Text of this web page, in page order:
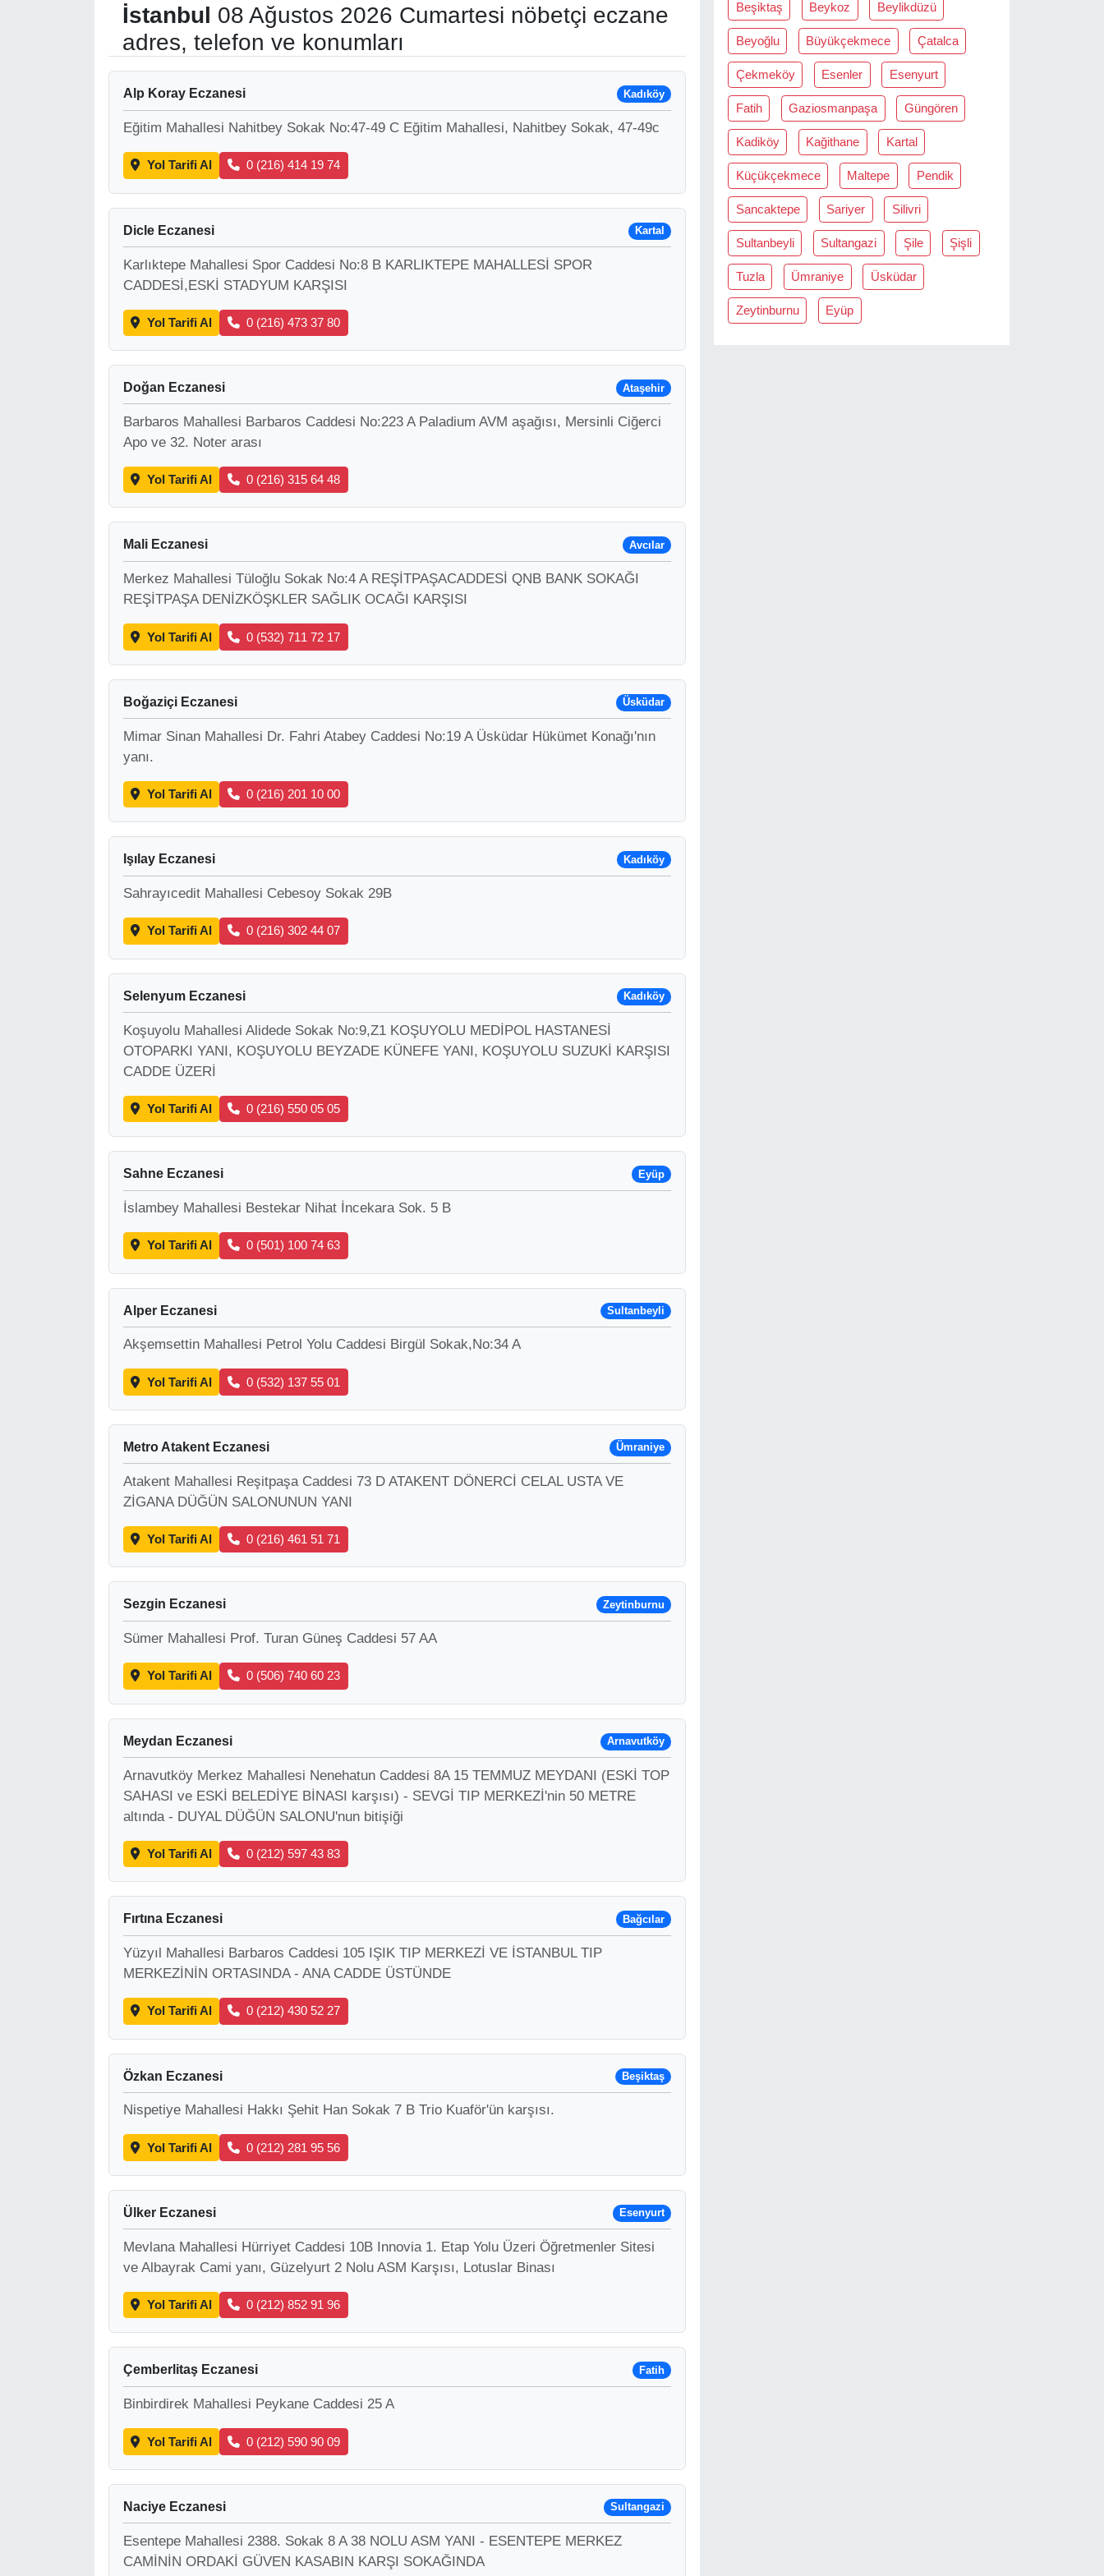
İstanbul 08 Ağustos 2026 Cumartesi nöbetçi eczane
adres, telefon ve konumları
Alp Koray Eczanesi Kadıköy
Eğitim Mahallesi Nahitbey Sokak No:47-49 C Eğitim Mahallesi, Nahitbey Sokak, 47-49c
Yol Tarifi Al 0 (216) 414 19 74
Dicle Eczanesi Kartal
Karlıktepe Mahallesi Spor Caddesi No:8 B KARLIKTEPE MAHALLESİ SPOR
CADDESİ,ESKİ STADYUM KARŞISI
Yol Tarifi Al 0 (216) 473 37 80
Doğan Eczanesi Ataşehir
Barbaros Mahallesi Barbaros Caddesi No:223 A Paladium AVM aşağısı, Mersinli Ciğerci
Apo ve 32. Noter arası
Yol Tarifi Al 0 (216) 315 64 48
Mali Eczanesi Avcılar
Merkez Mahallesi Tüloğlu Sokak No:4 A REŞİTPAŞACADDESİ QNB BANK SOKAĞI
REŞİTPAŞA DENİZKÖŞKLER SAĞLIK OCAĞI KARŞISI
Yol Tarifi Al 0 (532) 711 72 17
Boğaziçi Eczanesi Üsküdar
Mimar Sinan Mahallesi Dr. Fahri Atabey Caddesi No:19 A Üsküdar Hükümet Konağı'nın
yanı.
Yol Tarifi Al 0 (216) 201 10 00
Işılay Eczanesi Kadıköy
Sahrayıcedit Mahallesi Cebesoy Sokak 29B
Yol Tarifi Al 0 (216) 302 44 07
Selenyum Eczanesi Kadıköy
Koşuyolu Mahallesi Alidede Sokak No:9,Z1 KOŞUYOLU MEDİPOL HASTANESİ
OTOPARKI YANI, KOŞUYOLU BEYZADE KÜNEFE YANI, KOŞUYOLU SUZUKİ KARŞISI
CADDE ÜZERİ
Yol Tarifi Al 0 (216) 550 05 05
Sahne Eczanesi Eyüp
İslambey Mahallesi Bestekar Nihat İncekara Sok. 5 B
Yol Tarifi Al 0 (501) 100 74 63
Alper Eczanesi Sultanbeyli
Akşemsettin Mahallesi Petrol Yolu Caddesi Birgül Sokak,No:34 A
Yol Tarifi Al 0 (532) 137 55 01
Metro Atakent Eczanesi Ümraniye
Atakent Mahallesi Reşitpaşa Caddesi 73 D ATAKENT DÖNERCİ CELAL USTA VE
ZİGANA DÜĞÜN SALONUNUN YANI
Yol Tarifi Al 0 (216) 461 51 71
Sezgin Eczanesi Zeytinburnu
Sümer Mahallesi Prof. Turan Güneş Caddesi 57 AA
Yol Tarifi Al 0 (506) 740 60 23
Meydan Eczanesi Arnavutköy
Arnavutköy Merkez Mahallesi Nenehatun Caddesi 8A 15 TEMMUZ MEYDANI (ESKİ TOP
SAHASI ve ESKİ BELEDİYE BİNASI karşısı) - SEVGİ TIP MERKEZİ'nin 50 METRE
altında - DUYAL DÜĞÜN SALONU'nun bitişiği
Yol Tarifi Al 0 (212) 597 43 83
Fırtına Eczanesi Bağcılar
Yüzyıl Mahallesi Barbaros Caddesi 105 IŞIK TIP MERKEZİ VE İSTANBUL TIP
MERKEZİNİN ORTASINDA - ANA CADDE ÜSTÜNDE
Yol Tarifi Al 0 (212) 430 52 27
Özkan Eczanesi Beşiktaş
Nispetiye Mahallesi Hakkı Şehit Han Sokak 7 B Trio Kuaför'ün karşısı.
Yol Tarifi Al 0 (212) 281 95 56
Ülker Eczanesi Esenyurt
Mevlana Mahallesi Hürriyet Caddesi 10B Innovia 1. Etap Yolu Üzeri Öğretmenler Sitesi
ve Albayrak Cami yanı, Güzelyurt 2 Nolu ASM Karşısı, Lotuslar Binası
Yol Tarifi Al 0 (212) 852 91 96
Çemberlitaş Eczanesi Fatih
Binbirdirek Mahallesi Peykane Caddesi 25 A
Yol Tarifi Al 0 (212) 590 90 09
Naciye Eczanesi Sultangazi
Esentepe Mahallesi 2388. Sokak 8 A 38 NOLU ASM YANI - ESENTEPE MERKEZ
CAMİNİN ORDAKİ GÜVEN KASABIN KARŞI SOKAĞINDA
Beşiktaş Beykoz Beylikdüzü
Beyoğlu Büyükçekmece Çatalca
Çekmeköy Esenler Esenyurt
Fatih Gaziosmanpaşa Güngören
Kadiköy Kağithane Kartal
Küçükçekmece Maltepe Pendik
Sancaktepe Sariyer Silivri
Sultanbeyli Sultangazi Şile Şişli
Tuzla Ümraniye Üsküdar
Zeytinburnu Eyüp